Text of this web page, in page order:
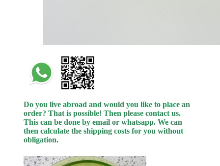
Do you live abroad and would you like to place an
order? That is possible! Then please contact us.
This can be done by email or whatsapp. We can
then calculate the shipping costs for you without
obligation.